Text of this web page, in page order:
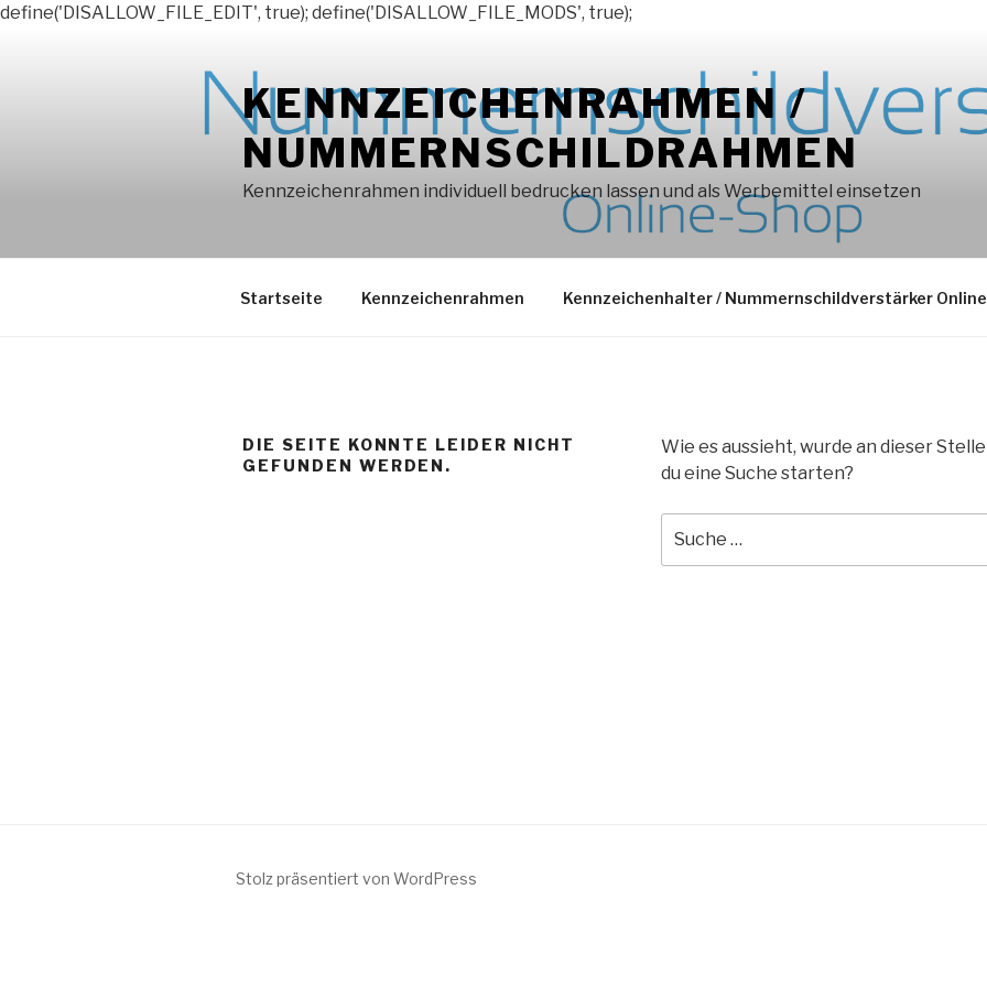
define('DISALLOW_FILE_EDIT', true); define('DISALLOW_FILE_MODS', true);
KENNZEICHENRAHMEN /
NUMMERNSCHILDRAHMEN
Kennzeichenrahmen individuell bedrucken lassen und als Werbemittel einsetzen
Startseite Kennzeichenrahmen Kennzeichenhalter / Nummernschildverstärker
DIE SEITE KONNTE LEIDER NICHT
GEFUNDEN WERDEN.
Wie es aussieht, wurde an dieser
du eine Suche starten?
nach:
Stolz präsentiert von WordPress